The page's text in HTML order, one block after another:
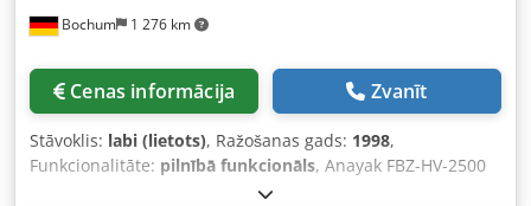
aprīkojumu.
Bochum 1 276 km
Cenas informācija Zvanīt
Stāvoklis: labi (lietots), Ražošanas gads: 1998,
Funkcionalitāte: pilnībā funkcionāls, Anayak FBZ-HV-2500
Dcjdoy Tqb Ejpfx Apajk Izgatavošanas gads: 1998 Iekārtas